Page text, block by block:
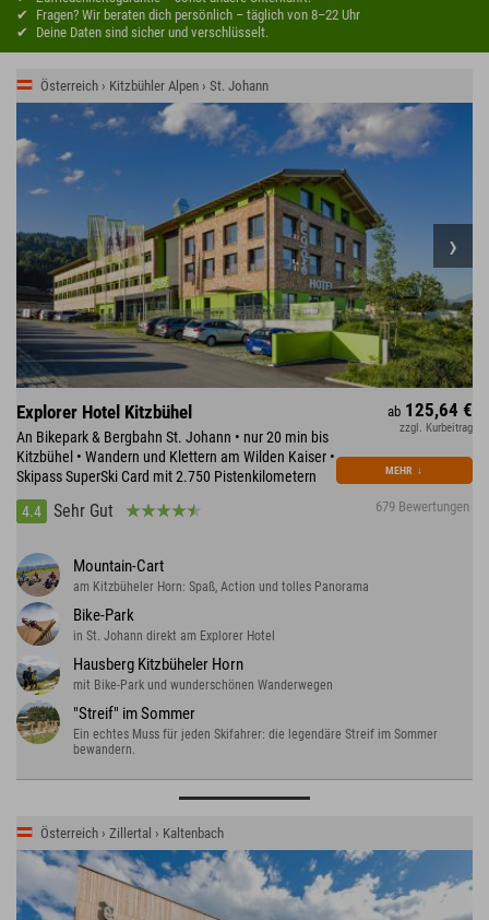
Fragen? Wir beraten dich persönlich – täglich von 8–22 Uhr
Deine Daten sind sicher und verschlüsselt.
Österreich › Kitzbühler Alpen › St. Johann
Explorer Hotel Kitzbühel
An Bikepark & Bergbahn St. Johann • nur 20 min bis
Kitzbühel • Wandern und Klettern am Wilden Kaiser •
Skipass SuperSki Card mit 2.750 Pistenkilometern
4.4
Sehr Gut 679 Bewertungen
ab 125,64 €
zzgl. Kurbeitrag
MEHR ↓
Mountain-Cart
am Kitzbüheler Horn: Spaß, Action und tolles Panorama
Bike-Park
in St. Johann direkt am Explorer Hotel
Hausberg Kitzbüheler Horn
mit Bike-Park und wunderschönen Wanderwegen
"Streif" im Sommer
Ein echtes Muss für jeden Skifahrer: die legendäre Streif im Sommer
bewandern.
Österreich › Zillertal › Kaltenbach